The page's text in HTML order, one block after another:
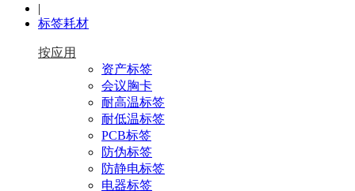
|
标签耗材
按应用
资产标签
会议胸卡
耐高温标签
耐低温标签
PCB标签
防伪标签
防静电标签
电器标签